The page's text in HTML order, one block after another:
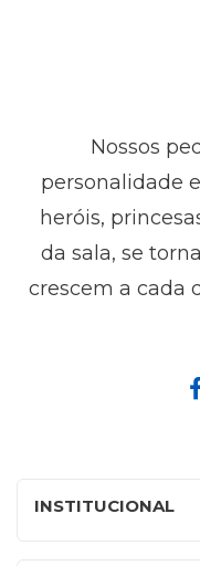
Nossos
personalidade
heróis,
da sala, se
crescem a cada
INSTITUCIONAL